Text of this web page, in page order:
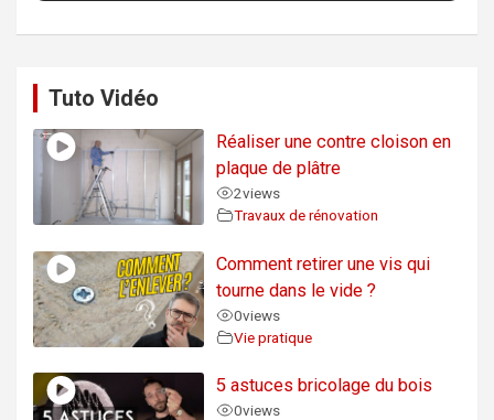
Tuto Vidéo
Réaliser une contre cloison en
plaque de plâtre
2views
Travaux de rénovation
Comment retirer une vis qui
tourne dans le vide ?
0views
Vie pratique
5 astuces bricolage du bois
0views